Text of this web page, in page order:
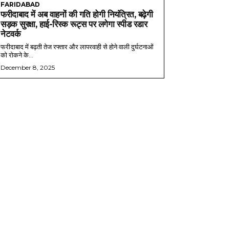
FARIDABAD
फरीदाबाद में अब वाहनों की गति होगी नियंत्रित, बढ़ेगी
सड़क सुरक्षा, हाई-रिस्क रूट्स पर लगेगा स्पीड रडार
नेटवर्क
फरीदाबाद में बढ़ती तेज रफ्तार और लापरवाही से होने वाली दुर्घटनाओं
को रोकने के...
December 8, 2025